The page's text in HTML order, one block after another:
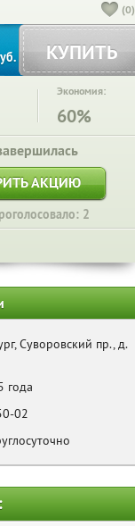
(0)
КУПИТЬ
Экономия:
60%
АКЦИЮ
2
Суворовский пр., д.
года
02